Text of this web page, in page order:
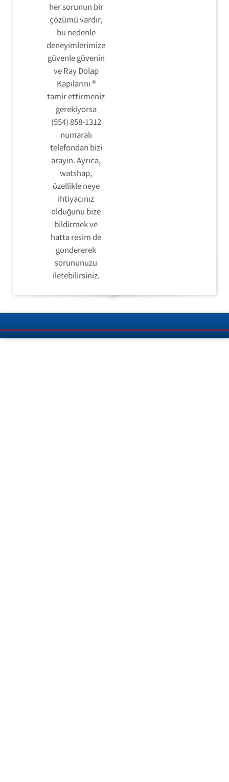
her sorunun bir
çözümü vardır,
bu nedenle
deneyimlerimize
güvenle güvenin
ve Ray Dolap
Kapılarını ®
tamir ettirmeniz
gerekiyorsa
(554) 858-1312
numaralı
telefondan bizi
arayın. Ayrıca,
watshap,
özellikle neye
ihtiyacınız
olduğunu bize
bildirmek ve
hatta resim de
gondererek
sorununuzu
iletebilirsiniz.